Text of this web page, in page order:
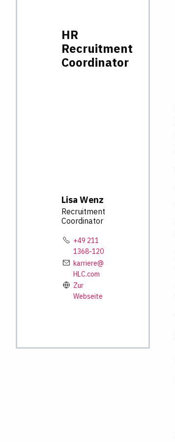
HR
Recruitment
Coordinator
Lisa Wenz
Recruitment
Coordinator
+49 211
1368-120
karriere@
HLC.com
Zur
Webseite